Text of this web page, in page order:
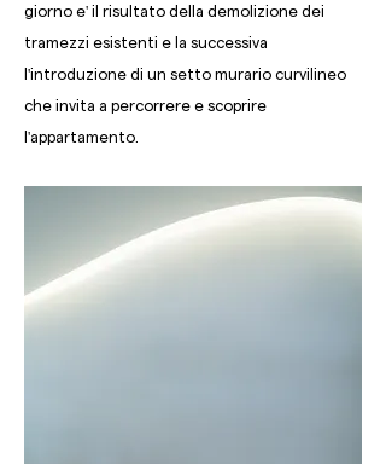
giorno e' il risultato della demolizione dei
tramezzi esistenti e la successiva
l'introduzione di un setto murario curvilineo
che invita a percorrere e scoprire
l'appartamento.